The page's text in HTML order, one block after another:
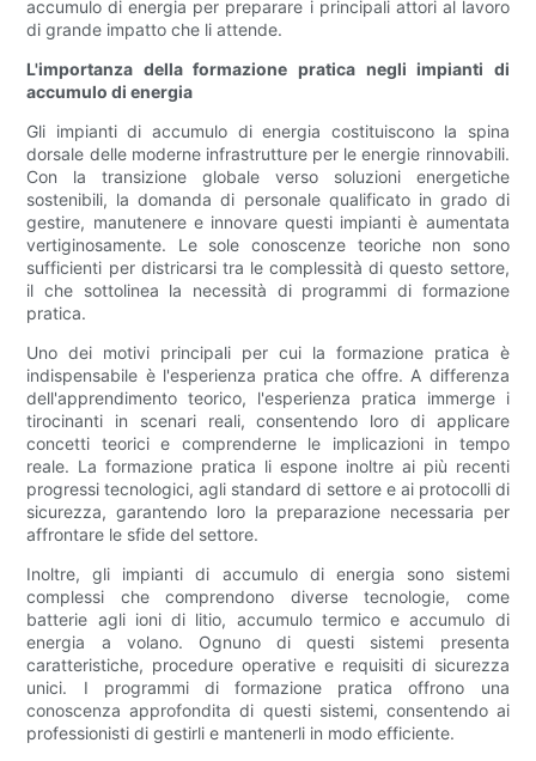
accumulo di energia per preparare i principali attori al lavoro
di grande impatto che li attende.
L'importanza della formazione pratica negli impianti di
accumulo di energia
Gli impianti di accumulo di energia costituiscono la spina
dorsale delle moderne infrastrutture per le energie rinnovabili.
Con la transizione globale verso soluzioni energetiche
sostenibili, la domanda di personale qualificato in grado di
gestire, manutenere e innovare questi impianti è aumentata
vertiginosamente. Le sole conoscenze teoriche non sono
sufficienti per districarsi tra le complessità di questo settore,
il che sottolinea la necessità di programmi di formazione
pratica.
Uno dei motivi principali per cui la formazione pratica è
indispensabile è l'esperienza pratica che offre. A differenza
dell'apprendimento teorico, l'esperienza pratica immerge i
tirocinanti in scenari reali, consentendo loro di applicare
concetti teorici e comprenderne le implicazioni in tempo
reale. La formazione pratica li espone inoltre ai più recenti
progressi tecnologici, agli standard di settore e ai protocolli di
sicurezza, garantendo loro la preparazione necessaria per
affrontare le sfide del settore.
Inoltre, gli impianti di accumulo di energia sono sistemi
complessi che comprendono diverse tecnologie, come
batterie agli ioni di litio, accumulo termico e accumulo di
energia a volano. Ognuno di questi sistemi presenta
caratteristiche, procedure operative e requisiti di sicurezza
unici. I programmi di formazione pratica offrono una
conoscenza approfondita di questi sistemi, consentendo ai
professionisti di gestirli e mantenerli in modo efficiente.